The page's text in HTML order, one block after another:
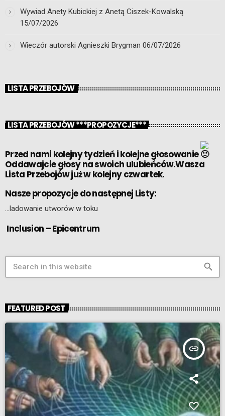
Wywiad Anety Kubickiej z Anetą Ciszek-Kowalską
15/07/2026
Wieczór autorski Agnieszki Brygman 06/07/2026
LISTA PRZEBOJÓW
LISTA PRZEBOJÓW ***PROPOZYCJE***
Przed nami kolejny tydzień i kolejne głosowanie
Oddawajcie głosy na swoich ulubieńców.Wasza
Lista Przebojów już w kolejny czwartek.
Nasze propozycje do następnej Listy:
…ladowanie utworów w toku
Inclusion – Epicentrum
search
FEATURED POST
insert_link